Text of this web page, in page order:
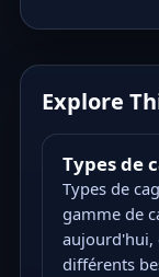
Explore
Types de
Types de
gamme de
aujourd'hui,
différents